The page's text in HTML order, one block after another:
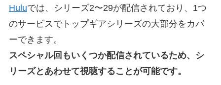
Huluでは、シリーズ2〜29が配信されており、1つ
のサービスでトップギアシリーズの大部分をカバ
ーできます。
スペシャル回もいくつか配信されているため、シ
リーズとあわせて視聴することが可能です。